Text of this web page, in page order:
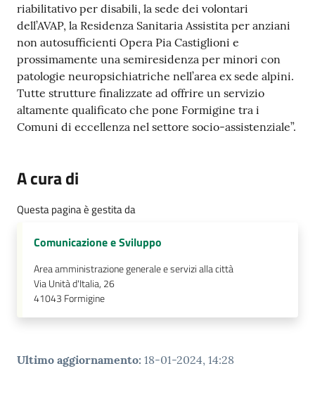
riabilitativo per disabili, la sede dei volontari
dell’AVAP, la Residenza Sanitaria Assistita per anziani
non autosufficienti Opera Pia Castiglioni e
prossimamente una semiresidenza per minori con
patologie neuropsichiatriche nell’area ex sede alpini.
Tutte strutture finalizzate ad offrire un servizio
altamente qualificato che pone Formigine tra i
Comuni di eccellenza nel settore socio-assistenziale”.
A cura di
Questa pagina è gestita da
Comunicazione e Sviluppo
Area amministrazione generale e servizi alla città
Via Unità d'Italia, 26
41043 Formigine
Ultimo aggiornamento: 18-01-2024, 14:28